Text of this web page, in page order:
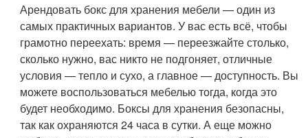
Арендовать бокс для хранения мебели — один из
самых практичных вариантов. У вас есть всё, чтобы
грамотно переехать: время — переезжайте столько,
сколько нужно, вас никто не подгоняет, отличные
условия — тепло и сухо, а главное — доступность. Вы
можете воспользоваться мебелью тогда, когда это
будет необходимо. Боксы для хранения безопасны,
так как охраняются 24 часа в сутки. А еще можно